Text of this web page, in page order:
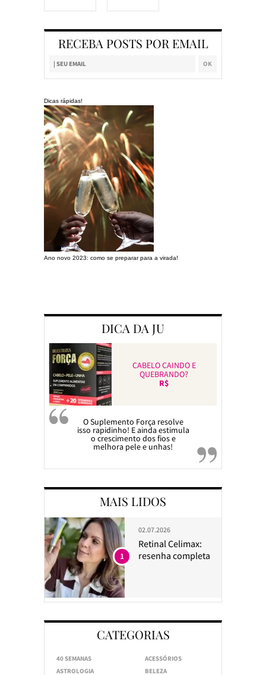
RECEBA POSTS POR EMAIL
Dicas rápidas!
Ano novo 2023: como se preparar para a virada!
DICA DA JU
CABELO CAINDO E
QUEBRANDO?
R$
O Suplemento Força resolve
isso rapidinho! E ainda estimula
o crescimento dos fios e
melhora pele e unhas!
MAIS LIDOS
02.07.2026
Retinal Celimax:
resenha completa
1
CATEGORIAS
40 SEMANAS
ACESSÓRIOS
ASTROLOGIA
BELEZA